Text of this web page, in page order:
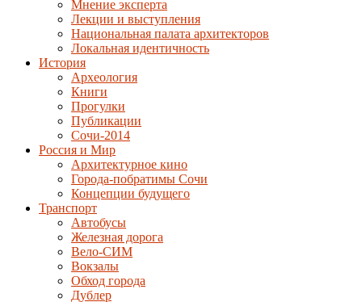
Мнение эксперта
Лекции и выступления
Национальная палата архитекторов
Локальная идентичность
История
Археология
Книги
Прогулки
Публикации
Сочи-2014
Россия и Мир
Архитектурное кино
Города-побратимы Сочи
Концепции будущего
Транспорт
Автобусы
Железная дорога
Вело-СИМ
Вокзалы
Обход города
Дублер